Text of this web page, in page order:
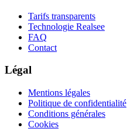
Tarifs transparents
Technologie Realsee
FAQ
Contact
Légal
Mentions légales
Politique de confidentialité
Conditions générales
Cookies